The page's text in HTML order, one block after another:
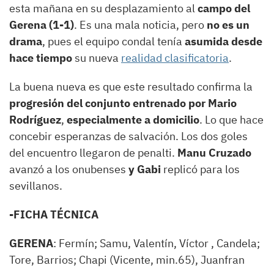
esta mañana en su desplazamiento alcampo del
Gerena (1-1). Es una mala noticia, pero no es un
drama, pues el equipo condal tenía asumida desde
hace tiemposu nueva realidad clasificatoria.
La buena nueva es que este resultado confirma la
progresión del conjunto entrenado por Mario
Rodríguez, especialmente a domicilio. Lo que hace
concebir esperanzas de salvación. Los dos goles
del encuentro llegaron de penalti. Manu Cruzado
avanzó a los onubenses y Gabi replicó para los
sevillanos.
-FICHA TÉCNICA
GERENA: Fermín; Samu, Valentín, Víctor , Candela;
Tore, Barrios; Chapi (Vicente, min.65), Juanfran